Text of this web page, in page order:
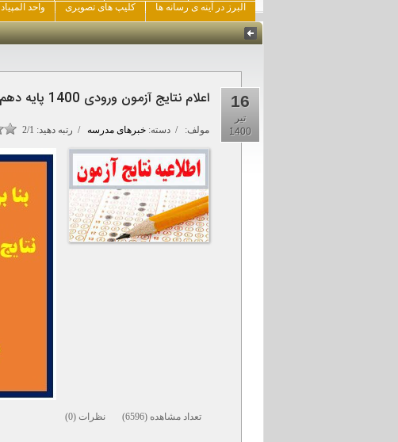
البرز در آینه ی رسانه ها
کلیپ های تصویری واحد المپیاد
16
تیر
1400
اعلام نتایج آزمون ورودی 1400 پایه دهم هفته پایانی تیرماه
مولف: / دسته: خبرهای مدرسه / رتبه دهید: 2/1
تعداد مشاهده (6596) نظرات (0)